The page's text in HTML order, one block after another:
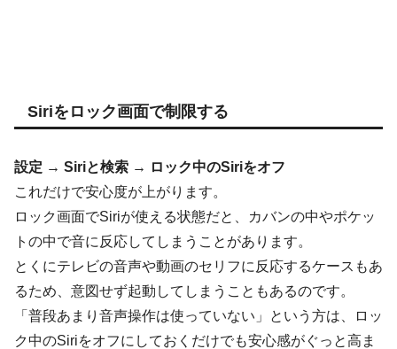
Siriをロック画面で制限する
設定 → Siriと検索 → ロック中のSiriをオフ
これだけで安心度が上がります。
ロック画面でSiriが使える状態だと、カバンの中やポケッ
トの中で音に反応してしまうことがあります。
とくにテレビの音声や動画のセリフに反応するケースもあ
るため、意図せず起動してしまうこともあるのです。
「普段あまり音声操作は使っていない」という方は、ロッ
ク中のSiriをオフにしておくだけでも安心感がぐっと高ま